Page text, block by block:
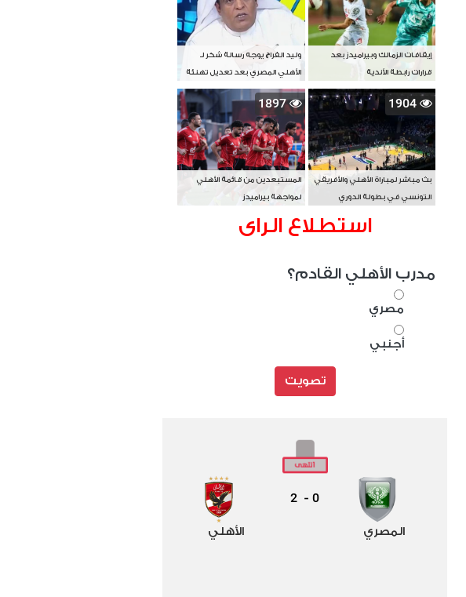
إيقافات الزمالك وبيراميدز بعد
قرارات رابطة الأندية
وليد الفراج يوجه رسالة شكر لـ
الأهلي المصري بعد تعديل تهنئة
بطل آسيا
1904
بث مباشر لمباراة الأهلي والأفريقي
التونسي في بطولة الدوري
1897
المستبعدين من قائمة الأهلي
لمواجهة بيراميدز
استطلاع الراى
مدرب الأهلي القادم؟
مصري
أجنبي
تصويت
المصري
0
-
2
الأهلي